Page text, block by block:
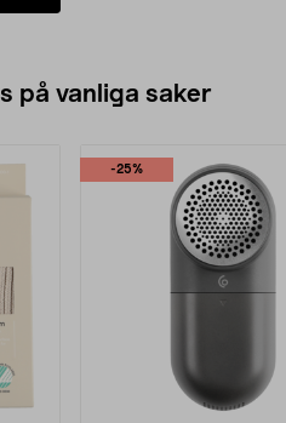
på vanliga saker
-25%